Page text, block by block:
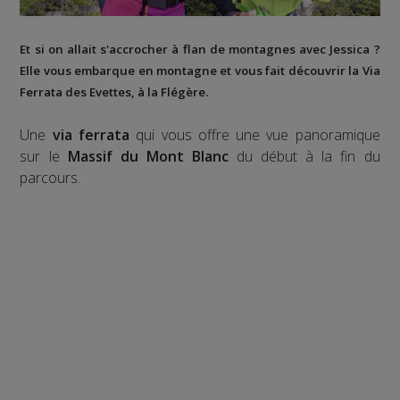
Et si on allait s'accrocher à flan de montagnes avec Jessica ?
Elle vous embarque en montagne et vous fait découvrir la Via
Ferrata des Evettes, à la Flégère.
Une via ferrata qui vous offre une vue panoramique
sur le Massif du Mont Blancdu début à la fin du
parcours.